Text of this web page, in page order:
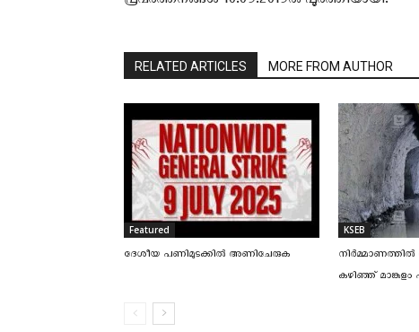
RELATED ARTICLES MORE FROM AUTHOR
Featured
ദേശീയ പണിമുടക്കില്‍ അണിചേരുക
KSEB
നിര്‍മ്മാണത്തില്‍
കഴിഞ്ഞ് മാങ്കുളം